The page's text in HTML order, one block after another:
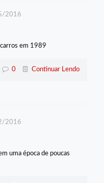
2016
em 1989
0 Continuar Lendo
2016
uma época de poucas